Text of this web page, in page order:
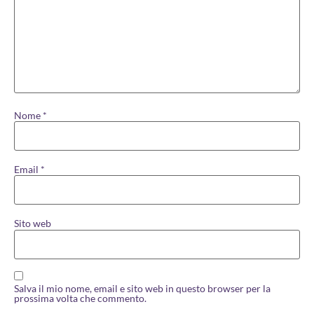
Nome *
Email *
Sito web
Salva il mio nome, email e sito web in questo browser per la
prossima volta che commento.